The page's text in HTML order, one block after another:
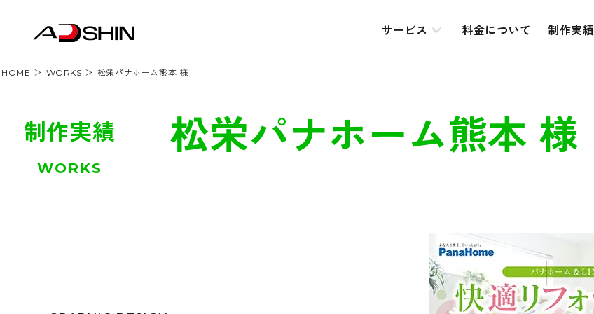
サービス 料金について 制作実績
HOME WORKS 松栄パナホーム熊本 様
制作実績
WORKS
松栄パナホーム熊本 様